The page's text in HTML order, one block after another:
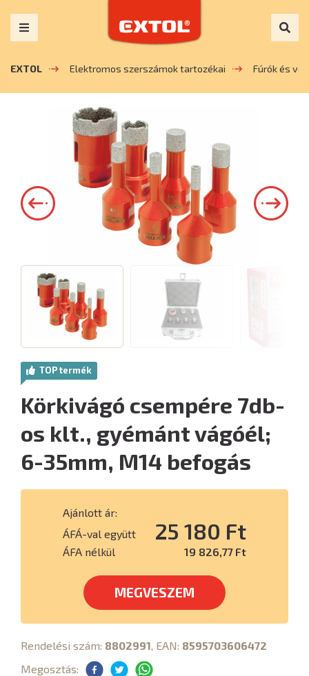
EXTOL Elektromos szerszámok tartozékai Fúrók és
TOP termék
Körkivágó csempére 7db-
os klt., gyémánt vágóél;
6-35mm, M14 befogás
Ajánlott ár:
ÁFÁ-val együtt
25 180 Ft
ÁFA nélkül 19 826,77 Ft
MEGVESZEM
Rendelési szám: 8802991 , EAN: 8595703606472
Megosztás: